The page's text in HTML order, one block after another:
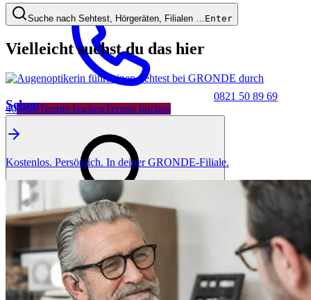
0821 50 89 69
40Jetzt Termin buchenTermin buchen
Suche nach Sehtest, Hörgeräten, Filialen … Enter
Vielleicht suchst du das hier
Sehen
Kostenlos. Persönlich. In deiner GRONDE-Filiale.